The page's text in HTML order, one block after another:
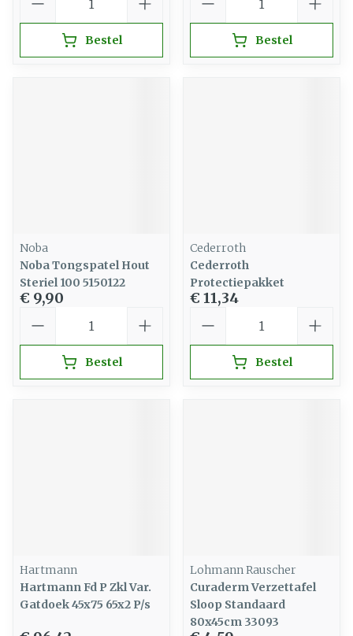
Bestel Bestel
Noba
Noba Tongspatel Hout
Steriel 100 5150122
€ 9,90
Bestel
Cederroth
Cederroth
Protectiepakket
€ 11,34
Bestel
Hartmann
Hartmann Fd P Zkl Var.
Gatdoek 45x75 65x2 P/s
Lohmann Rauscher
Curaderm Verzettafel
Sloop Standaard
80x45cm 33093